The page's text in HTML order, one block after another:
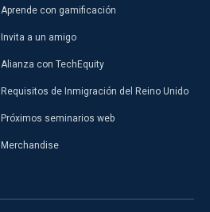
Aprende con gamificación
Invita a un amigo
Alianza con TechEquity
Requisitos de Inmigración del Reino Unido
Próximos seminarios web
Merchandise